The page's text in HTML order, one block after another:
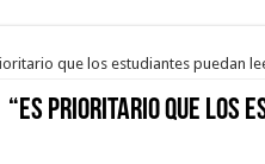
que los estudiantes puedan
prioritario que los